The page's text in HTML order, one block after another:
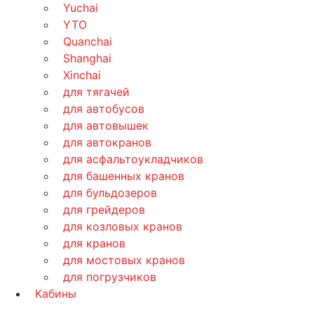
Yuchai
YTO
Quanchai
Shanghai
Xinchai
для тягачей
для автобусов
для автовышек
для автокранов
для асфальтоукладчиков
для башенных кранов
для бульдозеров
для грейдеров
для козловых кранов
для кранов
для мостовых кранов
для погрузчиков
Кабины